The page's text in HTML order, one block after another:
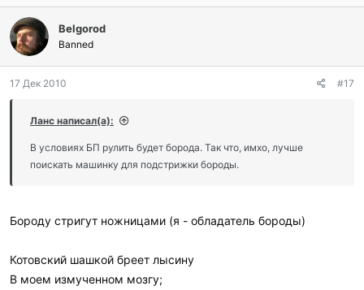
Belgorod
Banned
17 Дек 2010 #17
Ланс написал(а):
В условиях БП рулить будет борода. Так что, имхо, лучше
поискать машинку для подстрижки бороды.
Бороду стригут ножницами (я - обладатель бороды)
Котовский шашкой бреет лысину
В моем измученном мозгу;